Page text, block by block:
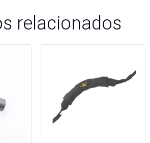
relacionados